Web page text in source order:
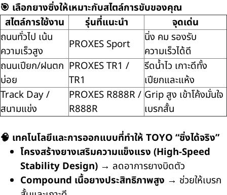
🎯 เลือกยางซิ่งให้เหมาะกับสไตล์การขับของคุณ
สไตล์การใช้งาน
รุ่นที่แนะนำ
จุดเด่น
ถนนทั่วไป เน้น
ความเร็วสูง
PROXES Sport
นิ่ง คม รองรับ
ความเร็วได้ดี
ถนนเปียก/ฝนตก
บ่อย
PROXES TR1 /
TR1
รีดน้ำไว เกาะดีทั้ง
เปียกและแห้ง
Track Day /
สนามแข่ง
PROXES R888R /
R888R
Grip สูง เข้าโค้งมั่นใจ
เบรกสั้น
🧠 เทคโนโลยีและการออกแบบที่ทำให้ TOYO “ซิ่งได้จริง”
โครงสร้างยางเสริมความแข็งแรง (High-Speed
Stability Design) → ลดอาการยางบิดตัว
Compound เนื้อยางประสิทธิภาพสูง → ช่วยให้เบรก